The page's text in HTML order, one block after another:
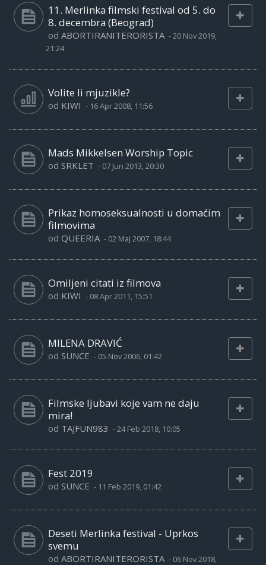
11. Merlinka filmski festival od 5. do
8. decembra (Beograd)
od ABORTIRANITERORISTA -20 Nov 2019,
21:24
Volite li mjuzikle?
od KIWI - 16 Apr 2008, 11:56
Mads Mikkelsen Worship Topic
od SRKLET - 07 Jun 2013, 20:30
Prikaz homoseksualnosti u domaćim
filmovima
od QUEERIA - 02 Maj 2007, 18:44
Omiljeni citati iz filmova
od KIWI - 08 Apr 2011, 15:51
MILENA DRAVIĆ
od SUNCE - 05 Nov 2006, 01:42
Filmske ljubavi koje vam ne daju
mira!
od TAJFUN983 -24 Feb 2018, 10:05
Fest 2019
od SUNCE - 11 Feb 2019, 01:42
Deseti Merlinka festival - Uprkos
svemu
od ABORTIRANITERORISTA - 06 Nov 2018,